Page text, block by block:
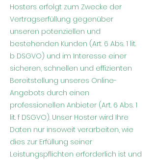
Hosters erfolgt zum Zwecke der
Vertragserfüllung gegenüber
unseren potenziellen und
bestehenden Kunden (Art. 6 Abs. 1 lit.
b DSGVO) und im Interesse einer
sicheren, schnellen und effizienten
Bereitstellung unseres Online-
Angebots durch einen
professionellen Anbieter (Art. 6 Abs. 1
lit. f DSGVO). Unser Hoster wird Ihre
Daten nur insoweit verarbeiten, wie
dies zur Erfüllung seiner
Leistungspflichten erforderlich ist und